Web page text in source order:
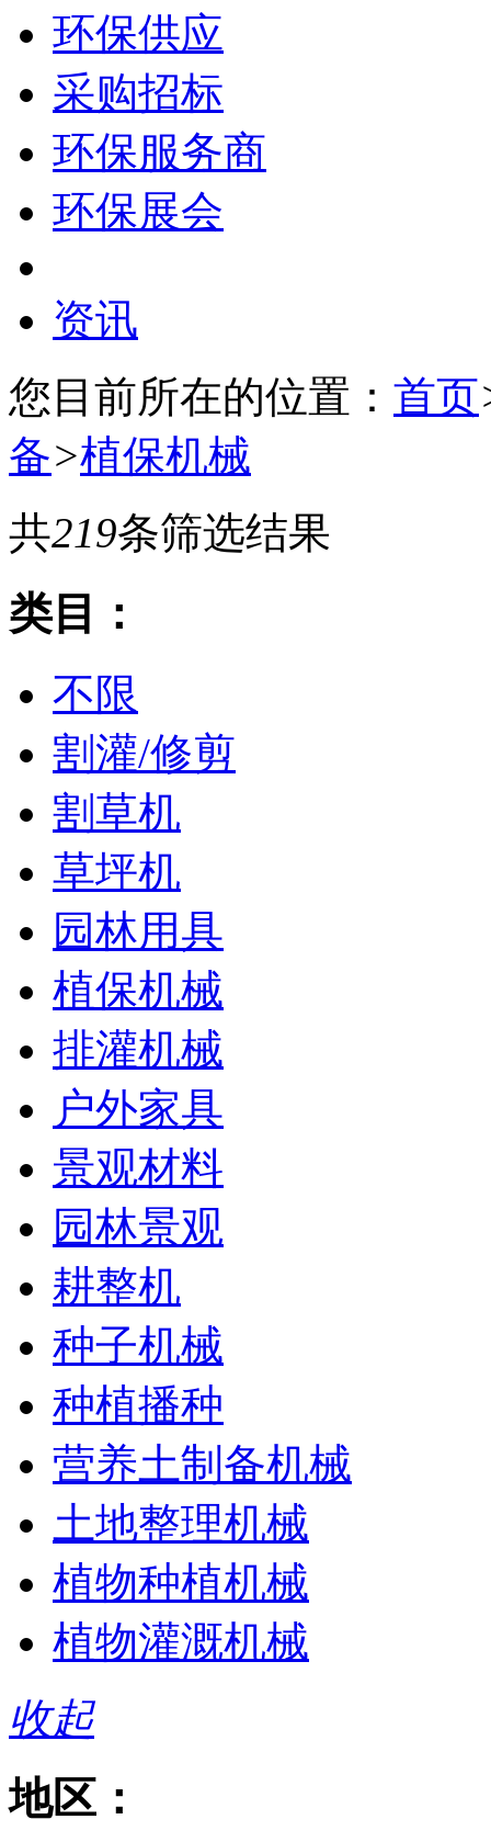
环保供应
采购招标
环保服务商
环保展会
资讯
您目前所在的位置： 首页
备>植保机械
共219条筛选结果
类目：
不限
割灌/修剪
割草机
草坪机
园林用具
植保机械
排灌机械
户外家具
景观材料
园林景观
耕整机
种子机械
种植播种
营养土制备机械
土地整理机械
植物种植机械
植物灌溉机械
收起
地区：